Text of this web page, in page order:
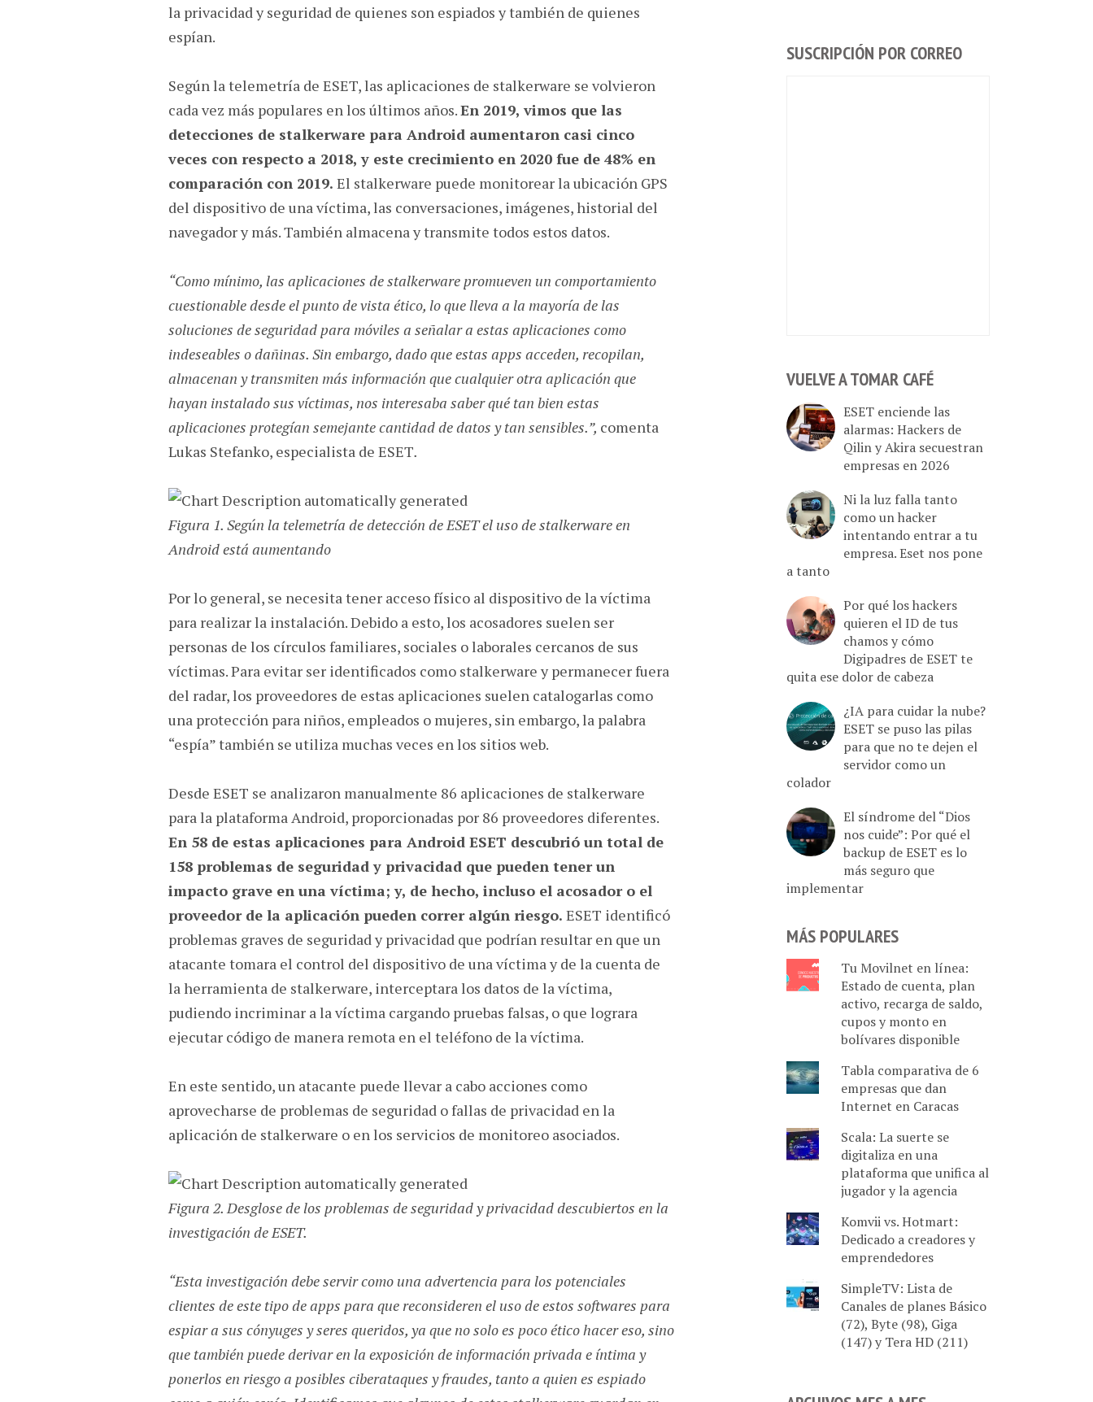
la privacidad y seguridad de quienes son espiados y también de quienes
espían.
Según la telemetría de ESET, las aplicaciones de stalkerware se volvieron
cada vez más populares en los últimos años.En 2019, vimos que las
detecciones de stalkerware para Android aumentaron casi cinco
veces con respecto a 2018, y este crecimiento en 2020 fue de 48% en
comparación con 2019. El stalkerware puede monitorear la ubicación GPS
del dispositivo de una víctima, las conversaciones, imágenes, historial del
navegador y más. También almacena y transmite todos estos datos.
“Como mínimo, las aplicaciones de stalkerware promueven un comportamiento
cuestionable desde el punto de vista ético, lo que lleva a la mayoría de las
soluciones de seguridad para móviles a señalar a estas aplicaciones como
indeseables o dañinas. Sin embargo, dado que estas apps acceden, recopilan,
almacenan y transmiten más información que cualquier otra aplicación que
hayan instalado sus víctimas, nos interesaba saber qué tan bien estas
aplicaciones protegían semejante cantidad de datos y tan sensibles.”, comenta
Lukas Stefanko, especialista de ESET.
Figura 1. Según la telemetría de detección de ESET el uso de stalkerware en
Android está aumentando
Por lo general, se necesita tener acceso físico al dispositivo de la víctima
para realizar la instalación. Debido a esto, los acosadores suelen ser
personas de los círculos familiares, sociales o laborales cercanos de sus
víctimas. Para evitar ser identificados como stalkerware y permanecer fuera
del radar, los proveedores de estas aplicaciones suelen catalogarlas como
una protección para niños, empleados o mujeres, sin embargo, la palabra
“espía” también se utiliza muchas veces en los sitios web.
Desde ESET se analizaron manualmente 86 aplicaciones de stalkerware
para la plataforma Android, proporcionadas por 86 proveedores diferentes.
En 58 de estas aplicaciones para Android ESET descubrió un total de
158 problemas de seguridad y privacidad que pueden tener un
impacto grave en una víctima; y, de hecho, incluso el acosador o el
proveedor de la aplicación pueden correr algún riesgo. ESET identificó
problemas graves de seguridad y privacidad que podrían resultar en que un
atacante tomara el control del dispositivo de una víctima y de la cuenta de
la herramienta de stalkerware, interceptara los datos de la víctima,
pudiendo incriminar a la víctima cargando pruebas falsas, o que lograra
ejecutar código de manera remota en el teléfono de la víctima.
En este sentido, un atacante puede llevar a cabo acciones como
aprovecharse de problemas de seguridad o fallas de privacidad en la
aplicación de stalkerware o en los servicios de monitoreo asociados.
Figura 2. Desglose de los problemas de seguridad y privacidad descubiertos en la
investigación de ESET.
“Esta investigación debe servir como una advertencia para los potenciales
clientes de este tipo de apps para que reconsideren el uso de estos softwares para
espiar a sus cónyuges y seres queridos, ya que no solo es poco ético hacer eso, sino
que también puede derivar en la exposición de información privada e íntima y
ponerlos en riesgo a posibles ciberataques y fraudes, tanto a quien es espiado
SUSCRIPCIÓN POR CORREO
VUELVE A TOMAR CAFÉ
ESET enciende las
alarmas: Hackers de
Qilin y Akira secuestran
empresas en 2026
Ni la luz falla tanto
como un hacker
intentando entrar a tu
empresa. Eset nos pone
a tanto
Por qué los hackers
quieren el ID de tus
chamos y cómo
Digipadres de ESET te
quita ese dolor de cabeza
¿IA para cuidar la nube?
ESET se puso las pilas
para que no te dejen el
servidor como un
colador
El síndrome del “Dios
nos cuide”: Por qué el
backup de ESET es lo
más seguro que
implementar
MÁS POPULARES
Tu Movilnet en línea:
Estado de cuenta, plan
activo, recarga de saldo,
cupos y monto en
bolívares disponible
Tabla comparativa de 6
empresas que dan
Internet en Caracas
Scala: La suerte se
digitaliza en una
plataforma que unifica al
jugador y la agencia
Komvii vs. Hotmart:
Dedicado a creadores y
emprendedores
SimpleTV: Lista de
Canales de planes Básico
(72), Byte (98), Giga
(147) y Tera HD (211)